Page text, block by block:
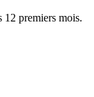
12 premiers mois.